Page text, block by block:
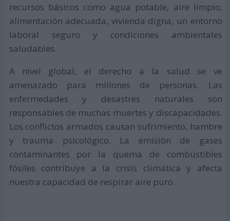
recursos básicos como agua potable, aire limpio,
alimentación adecuada, vivienda digna, un entorno
laboral seguro y condiciones ambientales
saludables.
A nivel global, el derecho a la salud se ve
amenazado para millones de personas. Las
enfermedades y desastres naturales son
responsables de muchas muertes y discapacidades.
Los conflictos armados causan sufrimiento, hambre
y trauma psicológico. La emisión de gases
contaminantes por la quema de combustibles
fósiles contribuye a la crisis climática y afecta
nuestra capacidad de respirar aire puro.